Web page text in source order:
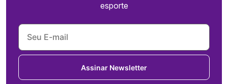
esporte
Assinar Newsletter